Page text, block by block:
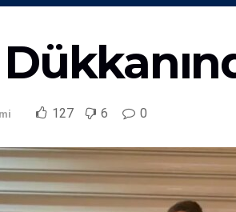
127 6 0